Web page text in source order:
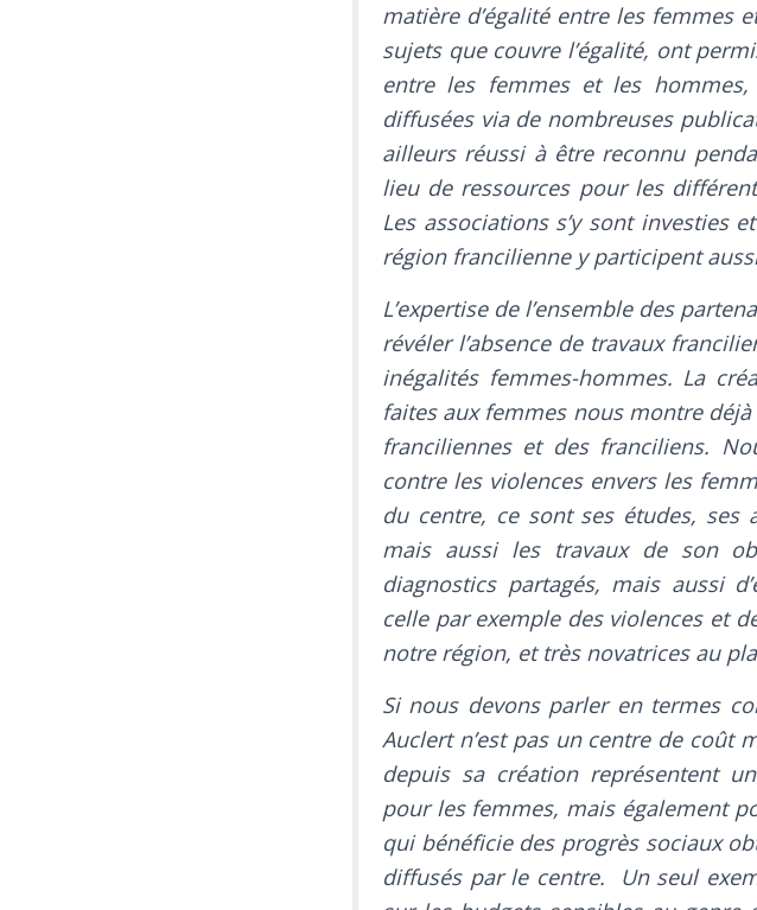
matière d’égalité entre les femmes
sujets que couvre l’égalité, ont
entre les femmes et les hommes,
diffusées via de nombreuses
ailleurs réussi à être reconnu
lieu de ressources pour les
Les associations s’y sont investies
région francilienne y participent
L’expertise de l’ensemble des
révéler l’absence de travaux
inégalités femmes-hommes. La
faites aux femmes nous montre
franciliennes et des franciliens.
contre les violences envers les
du centre, ce sont ses études,
mais aussi les travaux de son
diagnostics partagés, mais aussi
celle par exemple des violences et
notre région, et très novatrices au
Si nous devons parler en termes
Auclert n’est pas un centre de coût
depuis sa création représentent
pour les femmes, mais également
qui bénéficie des progrès sociaux
diffusés par le centre. Un seul